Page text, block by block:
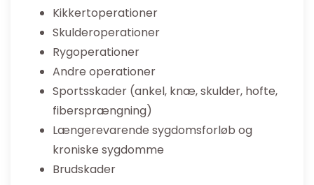
Kikkertoperationer
Skulderoperationer
Rygoperationer
Andre operationer
Sportsskader (ankel, knæ, skulder, hofte,
fibersprængning)
Længerevarende sygdomsforløb og
kroniske sygdomme
Brudskader